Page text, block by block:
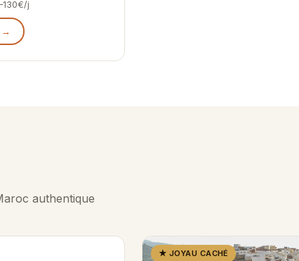
j
→
authentique
★ JOYAU CACHÉ